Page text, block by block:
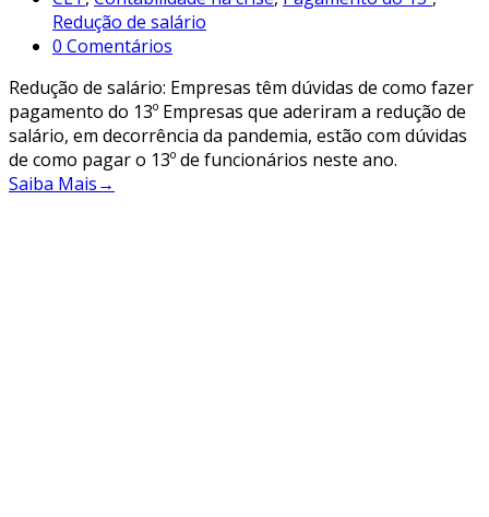
Redução de salário
0 Comentários
Redução de salário: Empresas têm dúvidas de como fazer
pagamento do 13º Empresas que aderiram a redução de
salário, em decorrência da pandemia, estão com dúvidas
de como pagar o 13º de funcionários neste ano.
Saiba Mais→